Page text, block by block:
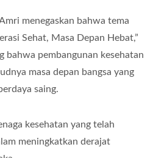
menegaskan bahwa tema
Sehat, Masa Depan Hebat,”
bahwa pembangunan kesehatan
masa depan bangsa yang
saing.
kesehatan yang telah
meningkatkan derajat